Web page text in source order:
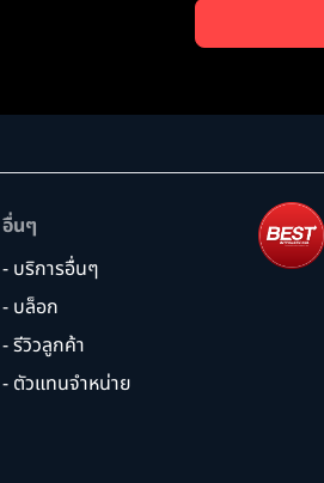
อื่นๆ
- บริการอื่นๆ
- บล็อก
- รีวิวลูกค้า
- ตัวแทนจำหน่าย